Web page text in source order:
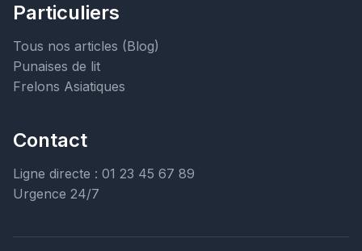
Particuliers
Tous nos articles (Blog)
Punaises de lit
Frelons Asiatiques
Contact
Ligne directe : 01 23 45 67 89
Urgence 24/7